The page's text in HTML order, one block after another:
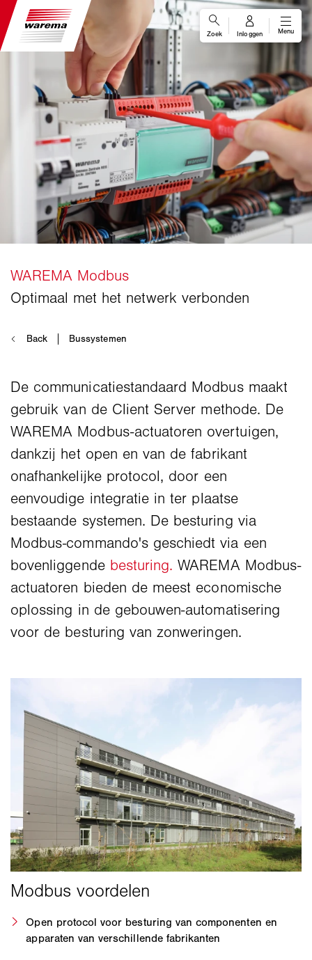
De communicatiestandaard Modbus maakt
gebruik van de Client Server methode. De
WAREMA Modbus-actuatoren overtuigen,
dankzij het open en van de fabrikant
onafhankelijke protocol, door een
eenvoudige integratie in ter plaatse
bestaande systemen. De besturing via
Modbus-commando's geschiedt via een
bovenliggende besturing. WAREMA Modbus-
actuatoren bieden de meest economische
oplossing in de gebouwen-automatisering
voor de besturing van zonweringen.
Open protocol voor besturing van componenten en
apparaten van verschillende fabrikanten